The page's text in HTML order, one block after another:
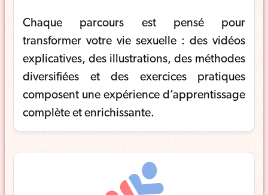
Chaque parcours est pensé pour
transformer votre vie sexuelle : des vidéos
explicatives, des illustrations, des méthodes
diversifiées et des exercices pratiques
composent une expérience d’apprentissage
complète et enrichissante.